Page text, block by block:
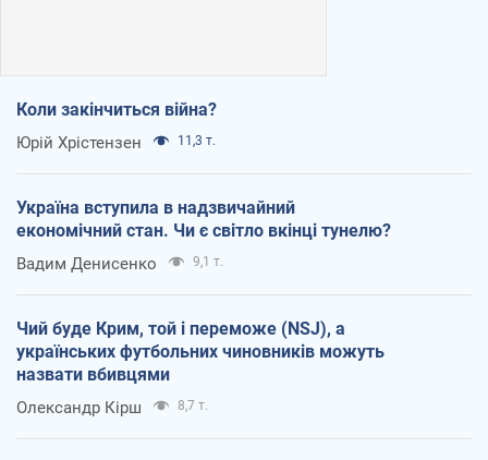
Коли закінчиться війна?
Юрій Хрістензен 11,3 т.
Україна вступила в надзвичайний
економічний стан. Чи є світло вкінці тунелю?
Вадим Денисенко 9,1 т.
Чий буде Крим, той і переможе (NSJ), а
українських футбольних чиновників можуть
назвати вбивцями
Олександр Кірш 8,7 т.